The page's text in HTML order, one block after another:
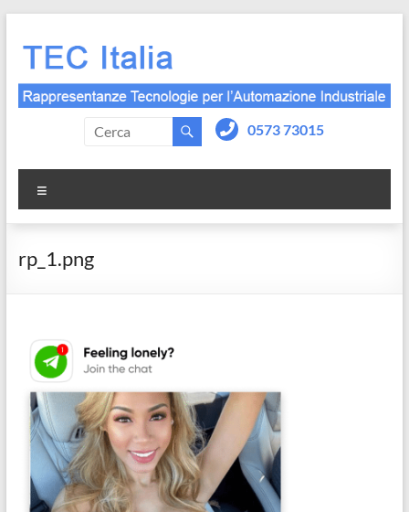
contenuto
0573 73015
rp_1.png